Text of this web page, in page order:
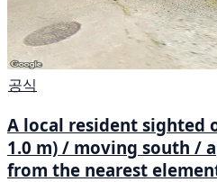
공식
A local resident sighted
1.0 m) / moving south /
from the nearest